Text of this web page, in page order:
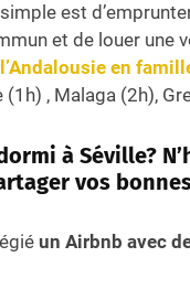
est
et de louer une
en
(1h) , Malaga (2h),
à Séville?
vos
un Airbnb avec